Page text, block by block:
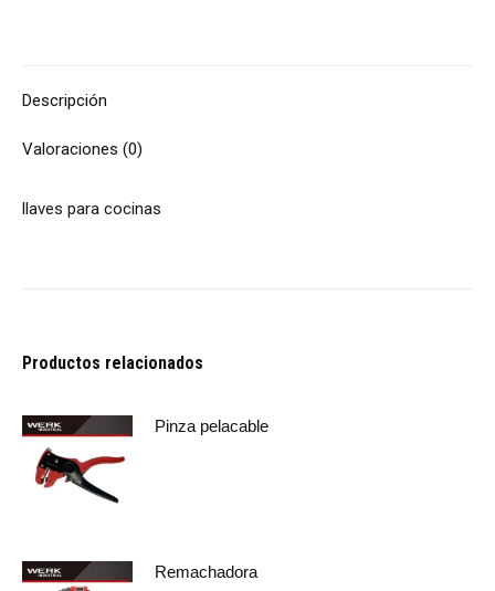
Descripción
Valoraciones (0)
llaves para cocinas
Productos relacionados
Pinza pelacable
Remachadora